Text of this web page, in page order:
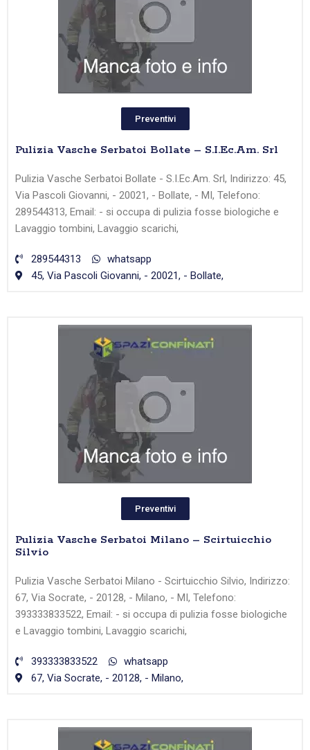
Preventivi
Pulizia Vasche Serbatoi Bollate – S.I.Ec.Am. Srl
Pulizia Vasche Serbatoi Bollate - S.I.Ec.Am. Srl, Indirizzo: 45,
Via Pascoli Giovanni, - 20021, - Bollate, - MI, Telefono:
289544313, Email: - si occupa di pulizia fosse biologiche e
Lavaggio tombini, Lavaggio scarichi,
289544313
whatsapp
45, Via Pascoli Giovanni, - 20021, - Bollate,
Preventivi
Pulizia Vasche Serbatoi Milano – Scirtuicchio
Silvio
Pulizia Vasche Serbatoi Milano - Scirtuicchio Silvio, Indirizzo:
67, Via Socrate, - 20128, - Milano, - MI, Telefono:
393333833522, Email: - si occupa di pulizia fosse biologiche
e Lavaggio tombini, Lavaggio scarichi,
393333833522
whatsapp
67, Via Socrate, - 20128, - Milano,